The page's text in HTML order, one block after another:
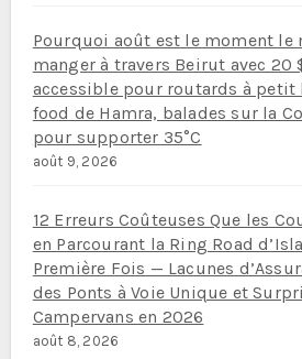
Pourquoi août est le moment le
manger à travers Beirut avec
accessible pour routards à
food de Hamra, balades sur la
pour supporter 35°C
août 9, 2026
12 Erreurs Coûteuses Que les
en Parcourant la Ring Road
Première Fois — Lacunes
des Ponts à Voie Unique et
Campervans en 2026
août 8, 2026